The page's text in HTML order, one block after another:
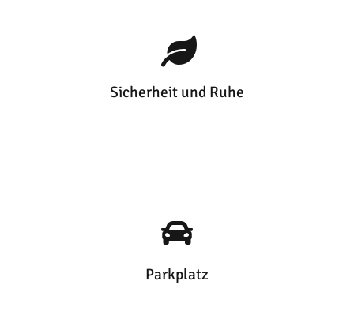
Sicherheit und Ruhe
Parkplatz